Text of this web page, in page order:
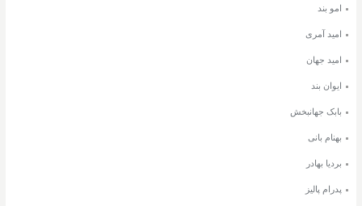
امو بند
امید آمری
امید جهان
ایوان بند
بابک جهانبخش
بهنام بانی
بردیا بهادر
پدرام پالیز